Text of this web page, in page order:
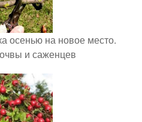
осенью на новое место.
и саженцев